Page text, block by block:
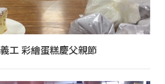
工 彩繪蛋糕慶父親節